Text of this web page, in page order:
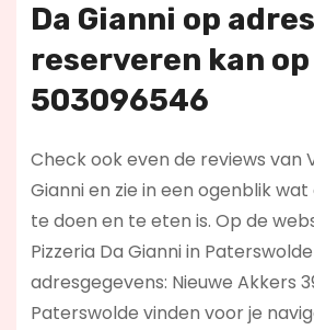
Da Gianni op
reserveren kan op
503096546
Check ook even de reviews van
Gianni en zie in een ogenblik
te doen en te eten is. Op de
Pizzeria Da Gianni in
adresgegevens: Nieuwe Akkers
Paterswolde vinden voor je